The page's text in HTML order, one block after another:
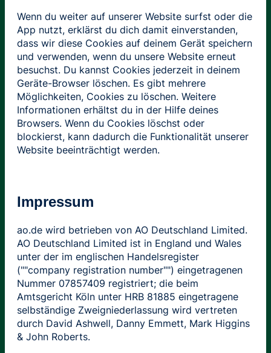
Wenn du weiter auf unserer Website surfst oder die
App nutzt, erklärst du dich damit einverstanden,
dass wir diese Cookies auf deinem Gerät speichern
und verwenden, wenn du unsere Website erneut
besuchst. Du kannst Cookies jederzeit in deinem
Geräte-Browser löschen. Es gibt mehrere
Möglichkeiten, Cookies zu löschen. Weitere
Informationen erhältst du in der Hilfe deines
Browsers. Wenn du Cookies löschst oder
blockierst, kann dadurch die Funktionalität unserer
Website beeinträchtigt werden.
Impressum
ao.de wird betrieben von AO Deutschland Limited.
AO Deutschland Limited ist in England und Wales
unter der im englischen Handelsregister
(""company registration number"") eingetragenen
Nummer 07857409 registriert; die beim
Amtsgericht Köln unter HRB 81885 eingetragene
selbständige Zweigniederlassung wird vertreten
durch David Ashwell, Danny Emmett, Mark Higgins
& John Roberts.